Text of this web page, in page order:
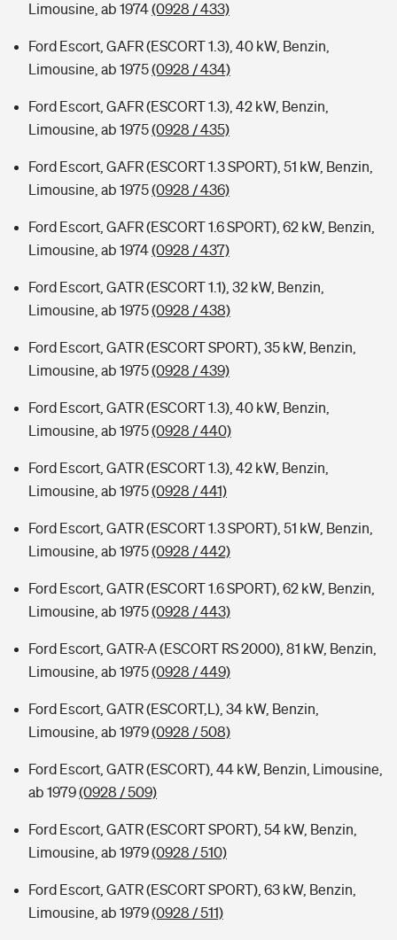
Limousine, ab 1974(0928 / 433)
Ford Escort, GAFR (ESCORT 1.3), 40 kW, Benzin,
Limousine, ab 1975(0928 / 434)
Ford Escort, GAFR (ESCORT 1.3), 42 kW, Benzin,
Limousine, ab 1975(0928 / 435)
Ford Escort, GAFR (ESCORT 1.3 SPORT), 51 kW, Benzin,
Limousine, ab 1975(0928 / 436)
Ford Escort, GAFR (ESCORT 1.6 SPORT), 62 kW, Benzin,
Limousine, ab 1974(0928 / 437)
Ford Escort, GATR (ESCORT 1.1), 32 kW, Benzin,
Limousine, ab 1975(0928 / 438)
Ford Escort, GATR (ESCORT SPORT), 35 kW, Benzin,
Limousine, ab 1975(0928 / 439)
Ford Escort, GATR (ESCORT 1.3), 40 kW, Benzin,
Limousine, ab 1975(0928 / 440)
Ford Escort, GATR (ESCORT 1.3), 42 kW, Benzin,
Limousine, ab 1975(0928 / 441)
Ford Escort, GATR (ESCORT 1.3 SPORT), 51 kW, Benzin,
Limousine, ab 1975(0928 / 442)
Ford Escort, GATR (ESCORT 1.6 SPORT), 62 kW, Benzin,
Limousine, ab 1975(0928 / 443)
Ford Escort, GATR-A (ESCORT RS 2000), 81 kW, Benzin,
Limousine, ab 1975(0928 / 449)
Ford Escort, GATR (ESCORT,L), 34 kW, Benzin,
Limousine, ab 1979(0928 / 508)
Ford Escort, GATR (ESCORT), 44 kW, Benzin, Limousine,
ab 1979(0928 / 509)
Ford Escort, GATR (ESCORT SPORT), 54 kW, Benzin,
Limousine, ab 1979(0928 / 510)
Ford Escort, GATR (ESCORT SPORT), 63 kW, Benzin,
Limousine, ab 1979(0928 / 511)